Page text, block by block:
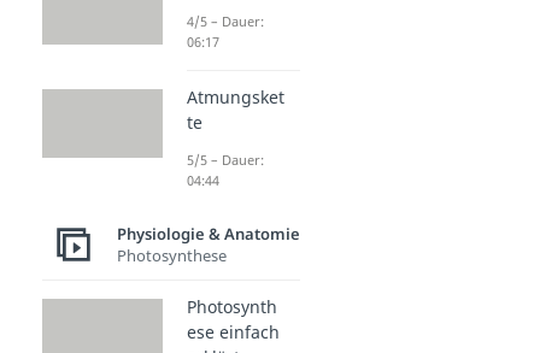
4/5 – Dauer:
06:17
Atmungsket
te
5/5 – Dauer:
04:44
Physiologie & Anatomie
Photosynthese
Photosynth
ese einfach